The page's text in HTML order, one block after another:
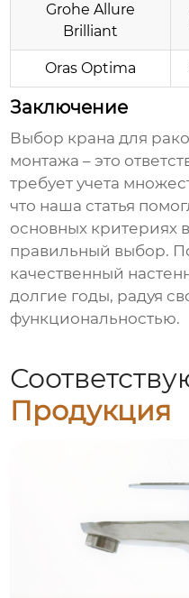
Grohe Allure
Brilliant
Oras Optima
Заключение
Выбор крана для
монтажа – это
требует учета
что наша статья
основных критериях
правильный выбор.
качественный
долгие годы, радуя
функциональностью.
Продукция